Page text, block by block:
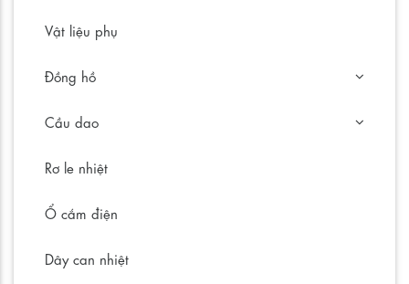
Vật liệu phụ
Đồng hồ
Cầu dao
Rơ le nhiệt
Ổ cắm điện
Dây can nhiệt